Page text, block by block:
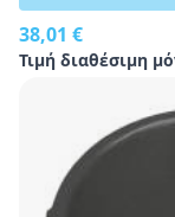
38,01 €
Τιμή διαθέσιμη